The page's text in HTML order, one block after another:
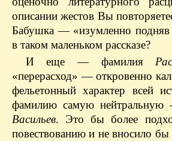
описании жестов Вы
Бабушка — «изумленно
в таком маленьком рассказе?
И еще — фамилия
«перерасход» — откровенно
фельетонный характер всей
фамилию самую
Васильев. Это бы более
повествованию и не вносило бы